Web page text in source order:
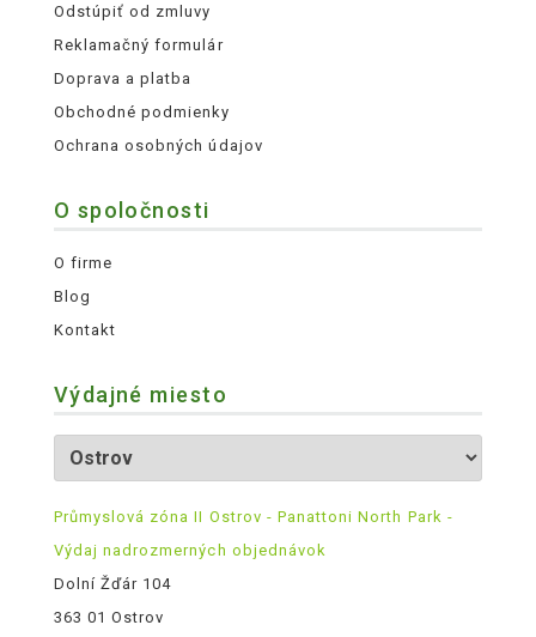
Odstúpiť od zmluvy
Reklamačný formulár
Doprava a platba
Obchodné podmienky
Ochrana osobných údajov
O spoločnosti
O firme
Blog
Kontakt
Výdajné miesto
Průmyslová zóna II Ostrov - Panattoni North Park -
Výdaj nadrozmerných objednávok
Dolní Žďár 104
363 01 Ostrov